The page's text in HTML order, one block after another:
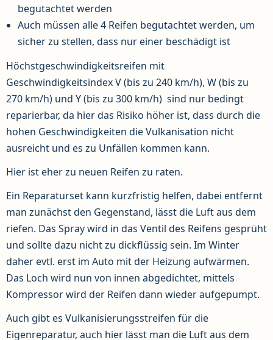
begutachtet werden
Auch müssen alle 4 Reifen begutachtet werden, um
sicher zu stellen, dass nur einer beschädigt ist
Höchstgeschwindigkeitsreifen mit
Geschwindigkeitsindex V (bis zu 240 km/h), W (bis zu
270 km/h) und Y (bis zu 300 km/h) sind nur bedingt
reparierbar, da hier das Risiko höher ist, dass durch die
hohen Geschwindigkeiten die Vulkanisation nicht
ausreicht und es zu Unfällen kommen kann.
Hier ist eher zu neuen Reifen zu raten.
Ein Reparaturset kann kurzfristig helfen, dabei entfernt
man zunächst den Gegenstand, lässt die Luft aus dem
riefen. Das Spray wird in das Ventil des Reifens gesprüht
und sollte dazu nicht zu dickflüssig sein. Im Winter
daher evtl. erst im Auto mit der Heizung aufwärmen.
Das Loch wird nun von innen abgedichtet, mittels
Kompressor wird der Reifen dann wieder aufgepumpt.
Auch gibt es Vulkanisierungsstreifen für die
Eigenreparatur, auch hier lässt man die Luft aus dem